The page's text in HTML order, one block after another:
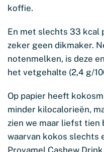
koffie.
En met slechts 33 kcal
zeker geen dikmaker.
notenmelken, is deze
het vetgehalte (2,4 g/
Op papier heeft
minder kilocalorieën,
zien we maar liefst tien
waarvan kokos slechts
Provamel Cashew